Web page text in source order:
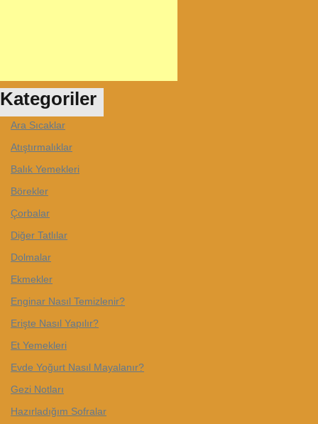
Kategoriler
Ara Sıcaklar
Atıştırmalıklar
Balık Yemekleri
Börekler
Çorbalar
Diğer Tatlılar
Dolmalar
Ekmekler
Enginar Nasıl Temizlenir?
Erişte Nasıl Yapılır?
Et Yemekleri
Evde Yoğurt Nasıl Mayalanır?
Gezi Notları
Hazırladığım Sofralar